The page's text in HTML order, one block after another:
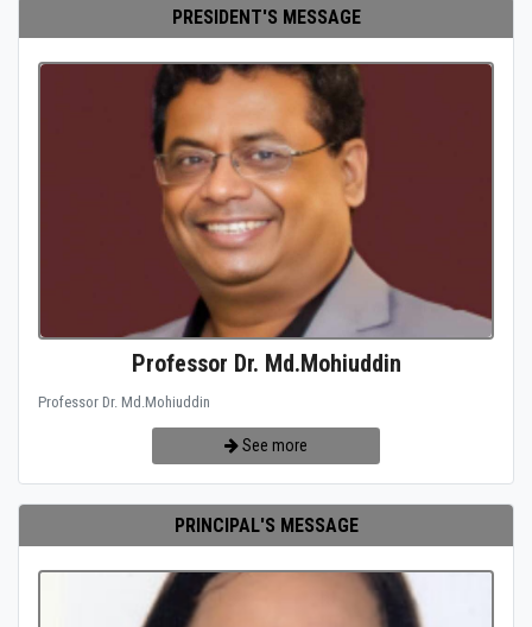
PRESIDENT'S MESSAGE
Professor Dr. Md.Mohiuddin
Professor Dr. Md.Mohiuddin
See more
PRINCIPAL'S MESSAGE